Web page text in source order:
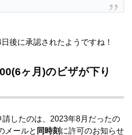
後に承認されたようですね！
ヶ月)のビザが下り
したのは、2023年8月だったの
メールと 同時刻 に許可のお知らせ